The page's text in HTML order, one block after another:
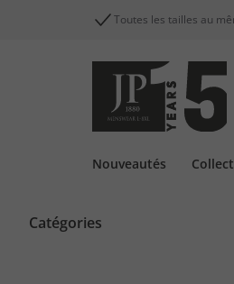
Toutes les tailles au
Nouveautés
Catégories